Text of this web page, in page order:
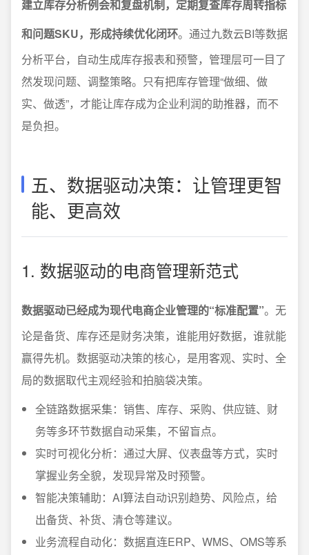
建立库存分析例会和复盘机制，定期复查库存周转指标
和问题SKU，形成持续优化闭环。通过九数云BI等数据
分析平台，自动生成库存报表和预警，管理层可一目了
然发现问题、调整策略。只有把库存管理“做细、做
实、做透”，才能让库存成为企业利润的助推器，而不
是负担。
五、数据驱动决策：让管理更智
能、更高效
1. 数据驱动的电商管理新范式
数据驱动已经成为现代电商企业管理的“标准配置”。无
论是备货、库存还是财务决策，谁能用好数据，谁就能
赢得先机。数据驱动决策的核心，是用客观、实时、全
局的数据取代主观经验和拍脑袋决策。
全链路数据采集：销售、库存、采购、供应链、财
务等多环节数据自动采集，不留盲点。
实时可视化分析：通过大屏、仪表盘等方式，实时
掌握业务全貌，发现异常及时预警。
智能决策辅助：AI算法自动识别趋势、风险点，给
出备货、补货、清仓等建议。
业务流程自动化：数据直连ERP、WMS、OMS等系